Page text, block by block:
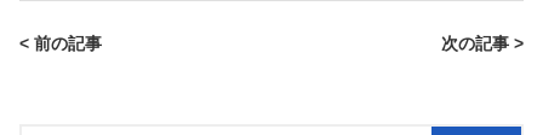
< 前の記事 次の記事 >